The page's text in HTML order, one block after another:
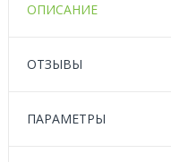
ОПИСАНИЕ
ОТЗЫВЫ
ПАРАМЕТРЫ